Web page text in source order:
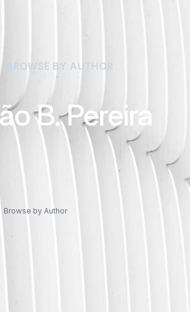
BROWSE BY AUTHOR
B. Pereira
Browse by Author